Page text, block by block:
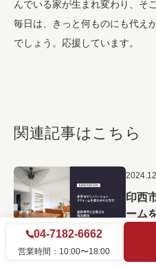
んでいる家が生まれ変わり、そ
毎日は、きっと何ものにも代え
でしょう。応援しています。
関連記事はこちら
印西
ーム
04-7182-6662
営業時間：10:00〜18:00